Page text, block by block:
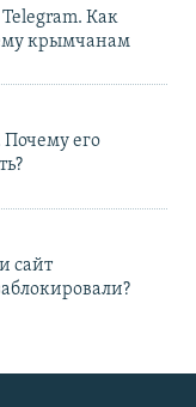
Как
крымчанам
его
сайт